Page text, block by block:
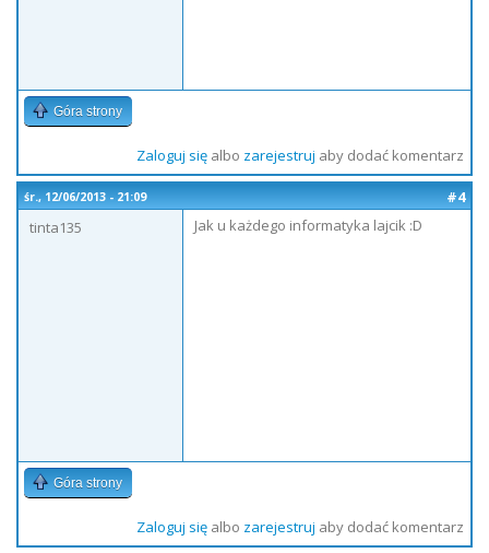
Góra strony
Zaloguj sięalbo zarejestruj aby dodać komentarz
śr., 12/06/2013 - 21:09
#4
tinta135
Jak u każdego informatyka lajcik :D
Góra strony
Zaloguj sięalbo zarejestruj aby dodać komentarz